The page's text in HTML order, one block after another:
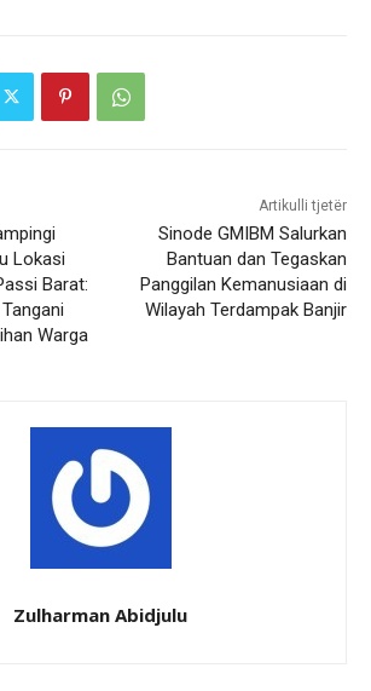
Lokasi
Barat:
Warga
Artikulli tjetër
Sinode GMIBM Salurkan
Bantuan dan Tegaskan
Panggilan Kemanusiaan di
Wilayah Terdampak Banjir
Zulharman Abidjulu